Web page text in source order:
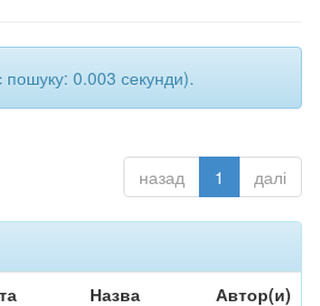
пошуку: 0.003 секунди).
назад 1 далі
Назва Автор(и)